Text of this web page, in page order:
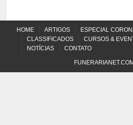
HOME ARTIGOS
ESPECIAL
CLASSIFICADOS
CURSOS &
NOTÍCIAS
CONTATO